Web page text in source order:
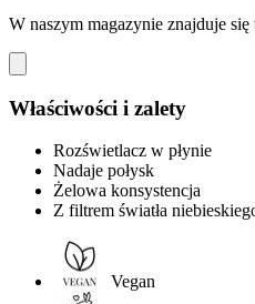
W naszym magazynie znajduje
Właściwości i zalety
Rozświetlacz w płynie
Nadaje połysk
Żelowa konsystencja
Z filtrem światła
Vegan